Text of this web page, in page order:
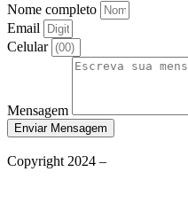
Nome completo
Email
Celular
Mensagem
Enviar Mensagem
Copyright 2024 –